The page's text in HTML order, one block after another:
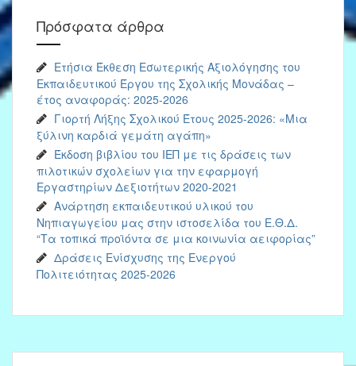
Πρόσφατα άρθρα
Ετήσια Έκθεση Εσωτερικής Αξιολόγησης του
Εκπαιδευτικού Έργου της Σχολικής Μονάδας –
έτος αναφοράς: 2025-2026
Γιορτή Λήξης Σχολικού Έτους 2025-2026: «Μια
ξύλινη καρδιά γεμάτη αγάπη»
Έκδοση βιβλίου του ΙΕΠ με τις δράσεις των
πιλοτικών σχολείων για την εφαρμογή
Εργαστηρίων Δεξιοτήτων 2020-2021
Ανάρτηση εκπαιδευτικού υλικού του
Νηπιαγωγείου μας στην ιστοσελίδα του Ε.Θ.Δ.
“Τα τοπικά προϊόντα σε μια κοινωνία αειφορίας”
Δράσεις Ενίσχυσης της Ενεργού
Πολιτειότητας 2025-2026